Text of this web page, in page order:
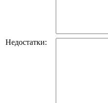
Недостатки: